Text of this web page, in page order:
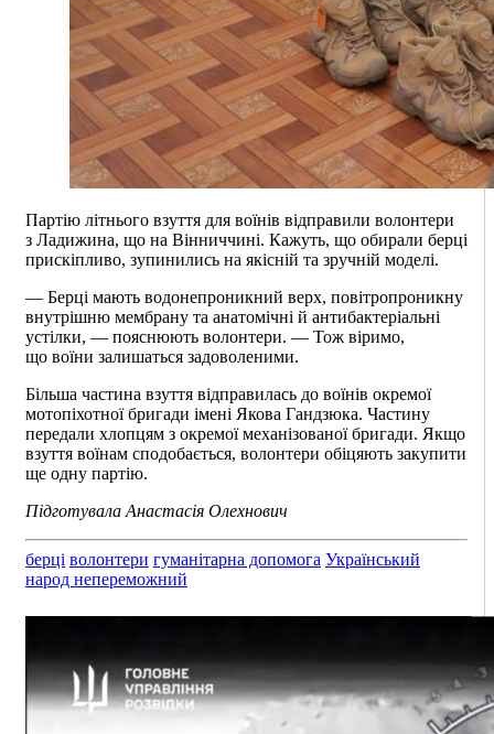
Партію літнього взуття для воїнів відправили волонтери
з Ладижина, що на Вінниччині. Кажуть, що обирали берці
прискіпливо, зупинились на якісній та зручній моделі.
— Берці мають водонепроникний верх, повітропроникну
внутрішню мембрану та анатомічні й антибактеріальні
устілки, — пояснюють волонтери. — Тож віримо,
що воїни залишаться задоволеними.
Більша частина взуття відправилась до воїнів окремої
мотопіхотної бригади імені Якова Гандзюка. Частину
передали хлопцям з окремої механізованої бригади. Якщо
взуття воїнам сподобається, волонтери обіцяють закупити
ще одну партію.
Підготувала Анастасія Олехнович
берці волонтери гуманітарна допомога Український
народ непереможний